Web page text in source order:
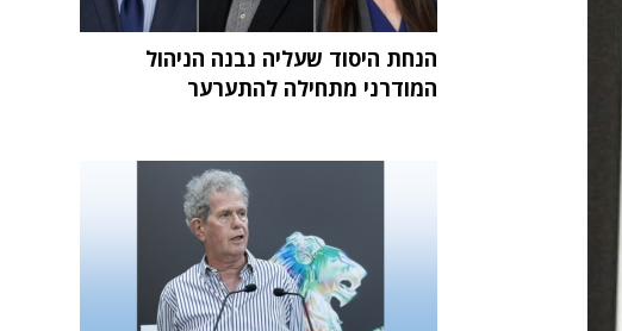
הנחת היסוד שעליה נבנה הניהול
המודרני מתחילה להתערער